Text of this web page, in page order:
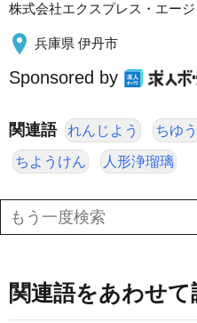
株式会社エクスプレス・エージ
兵庫県 伊丹市
Sponsored by
関連語 れんじよう ちゆ
ちようけん 人形浄瑠璃
関連語をあわせて